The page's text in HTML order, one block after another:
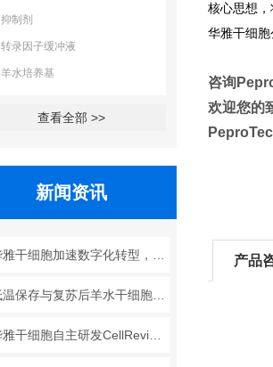
抑制剂
转录因子缓冲液
羊水培养基
查看全部 >>
新闻资讯
核心思想
华雅干细
咨询
欢迎您
产品